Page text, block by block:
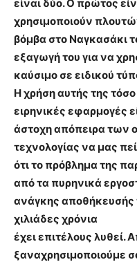
είναι δύο. Ο πρώτος
χρησιμοποιούν
βόμβα στο Ναγκασάκι
εξαγωγή του για να
καύσιμο σε ειδικού
Η χρήση αυτής της
ειρηνικές εφαρμογές
άστοχη απόπειρα των
τεχνολογίας να μας
ότι το πρόβλημα της
από τα πυρηνικά
ανάγκης αποθήκευσής
χιλιάδες χρόνια
έχει επιτέλους λυθεί.
ξαναχρησιμοποιούμε